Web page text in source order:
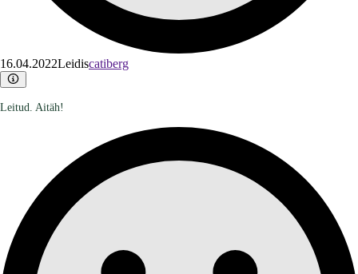
16.04.2022Leidiscatiberg
Leitud. Aitäh!